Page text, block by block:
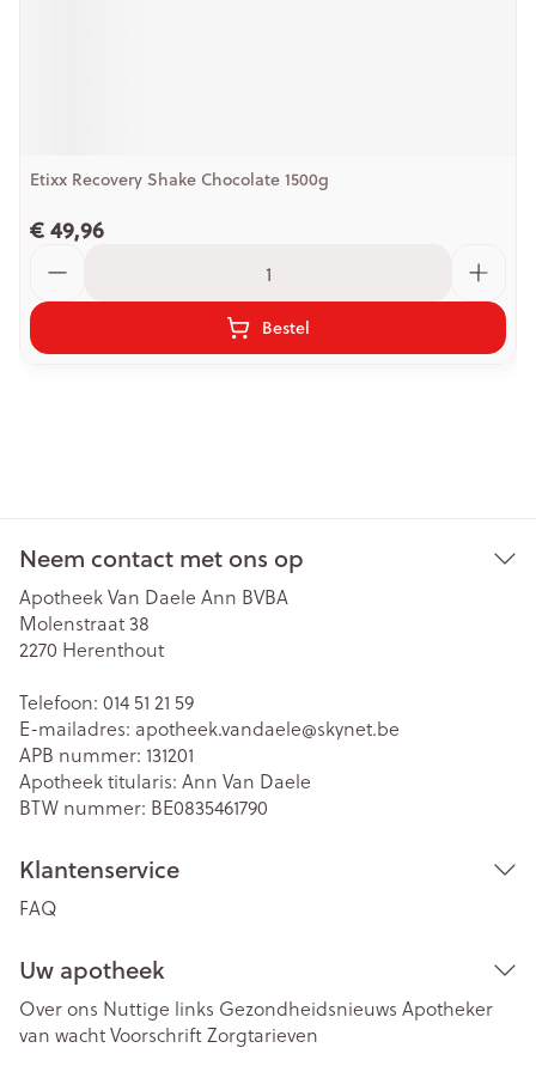
Etixx Recovery Shake Chocolate 1500g
€ 49,96
Bestel
Neem contact met ons op
Apotheek Van Daele Ann BVBA
Molenstraat 38
2270 Herenthout
Telefoon: 014 51 21 59
E-mailadres: apotheek.vandaele@skynet.be
APB nummer: 131201
Apotheek titularis: Ann Van Daele
BTW nummer: BE0835461790
Klantenservice
FAQ
Uw apotheek
Over ons Nuttige links Gezondheidsnieuws Apotheker
van wachtVoorschriftZorgtarieven